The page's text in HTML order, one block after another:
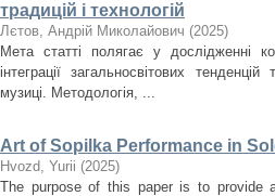
традицій і технологій
Лєтов, Андрій Миколайович (2025)
Мета статті полягає у дослідженні
інтеграції загальносвітових
музиці. Методологія, ...
Art of Sopilka Performance in
Нvozd, Yurii (2025)
The purpose of this paper is to provide